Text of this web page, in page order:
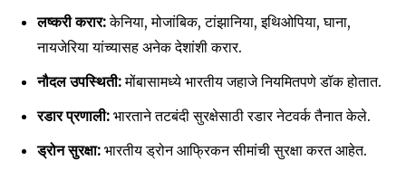
लष्करी करार:केनिया, मोजांबिक, टांझानिया, इथिओपिया, घाना,
नायजेरिया यांच्यासह अनेक देशांशी करार.
नौदल उपस्थिती:मोंबासामध्ये भारतीय जहाजे नियमितपणे डॉक होतात.
रडार प्रणाली: भारताने तटबंदी सुरक्षेसाठी रडार नेटवर्क तैनात केले.
ड्रोन सुरक्षा: भारतीय ड्रोन आफ्रिकन सीमांची सुरक्षा करत आहेत.